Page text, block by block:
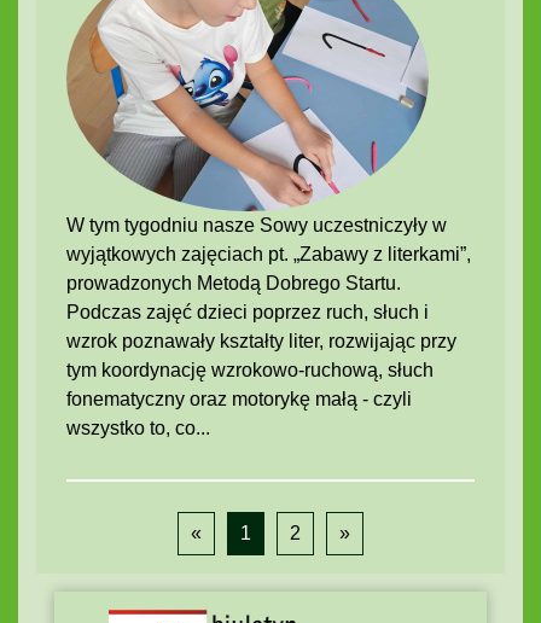
W tym tygodniu nasze Sowy uczestniczyły w
wyjątkowych zajęciach pt. „Zabawy z literkami”,
prowadzonych Metodą Dobrego Startu.
Podczas zajęć dzieci poprzez ruch, słuch i
wzrok poznawały kształty liter, rozwijając przy
tym koordynację wzrokowo-ruchową, słuch
fonematyczny oraz motorykę małą - czyli
wszystko to, co...
« 1 2 »